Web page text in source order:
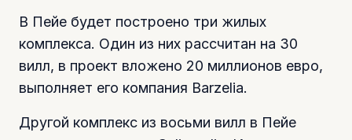
В Пейе будет построено три жилых
комплекса. Один из них рассчитан на 30
вилл, в проект вложено 20 миллионов евро,
выполняет его компания Barzelia.
Другой комплекс из восьми вилл в Пейе